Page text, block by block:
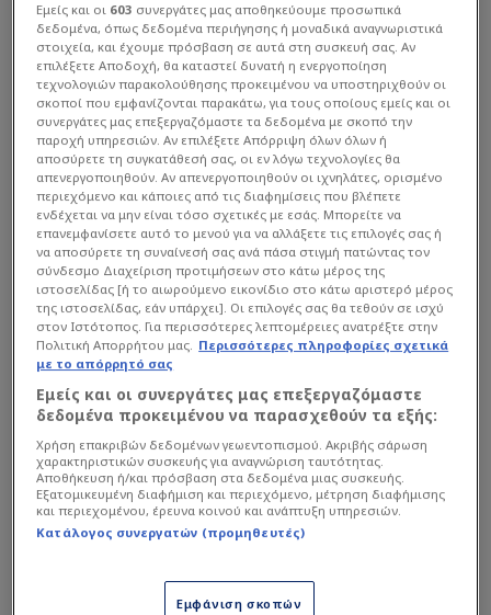
Παράλληλα, ο ομοσπονδιακός προπονητής δεν
παρέλειψε να ευχηθεί ειρήνη στον κόσμο, με βάση
το μέτωπο που έχει ανοίξει στη Μέση Ανατολή με
πρωταγωνιστές τις ΗΠΑ, το Ισραήλ και το Ιράν.
Διαβάστε επίσης...
Χρυσή επένδυση Μυστακίδη
- Το επόμενο όνομα που…
έρχεται μετά τον Τρινκιέρι
Παρέμβαση Γιαννακόπουλου
για Μέση Ανατολή, Γ΄
Παγκόσμιο Πόλεμο και
Επσταϊν!
Εμείς και οι 603 συνεργάτες μας αποθηκεύουμε προσωπικά
δεδομένα, όπως δεδομένα περιήγησης ή μοναδικά αναγνωριστικά
στοιχεία, και έχουμε πρόσβαση σε αυτά στη συσκευή σας. Αν
επιλέξετε Αποδοχή, θα καταστεί δυνατή η ενεργοποίηση
τεχνολογιών παρακολούθησης προκειμένου να υποστηριχθούν οι
σκοποί που εμφανίζονται παρακάτω, για τους οποίους εμείς και οι
συνεργάτες μας επεξεργαζόμαστε τα δεδομένα με σκοπό την
παροχή υπηρεσιών. Αν επιλέξετε Απόρριψη όλων όλων ή
αποσύρετε τη συγκατάθεσή σας, οι εν λόγω τεχνολογίες θα
απενεργοποιηθούν. Αν απενεργοποιηθούν οι ιχνηλάτες, ορισμένο
περιεχόμενο και κάποιες από τις διαφημίσεις που βλέπετε
ενδέχεται να μην είναι τόσο σχετικές με εσάς. Μπορείτε να
επανεμφανίσετε αυτό το μενού για να αλλάξετε τις επιλογές σας ή
να αποσύρετε τη συναίνεσή σας ανά πάσα στιγμή πατώντας τον
σύνδεσμο Διαχείριση προτιμήσεων στο κάτω μέρος της
ιστοσελίδας [ή το αιωρούμενο εικονίδιο στο κάτω αριστερό μέρος
της ιστοσελίδας, εάν υπάρχει]. Οι επιλογές σας θα τεθούν σε ισχύ
στον Ιστότοπος. Για περισσότερες λεπτομέρειες ανατρέξτε στην
Πολιτική Απορρήτου μας. Περισσότερες πληροφορίες σχετικά
με το απόρρητό σας
Εμείς και οι συνεργάτες μας επεξεργαζόμαστε
δεδομένα προκειμένου να παρασχεθούν τα εξής:
Χρήση επακριβών δεδομένων γεωεντοπισμού. Ακριβής σάρωση
χαρακτηριστικών συσκευής για αναγνώριση ταυτότητας.
Αποθήκευση ή/και πρόσβαση στα δεδομένα μιας συσκευής.
Εξατομικευμένη διαφήμιση και περιεχόμενο, μέτρηση διαφήμισης
και περιεχομένου, έρευνα κοινού και ανάπτυξη υπηρεσιών.
Κατάλογος συνεργατών (προμηθευτές)
Εμφάνιση σκοπών